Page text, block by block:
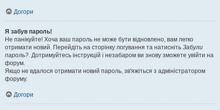
Догори
Я забув пароль!
Не панікуйте! Хоча ваш пароль не може бути відновлено, вам легко
отримати новий. Перейдіть на сторінку логування та натисніть Забули
пароль?. Дотримуйтесь інструкцій і незабаром ви знову зможете увійти на
форум.
Якщо не вдалося отримати новий пароль, зв'яжіться з адміністратором
форуму.
Догори